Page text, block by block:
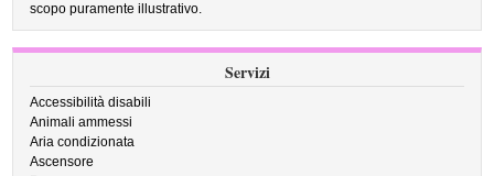
scopo puramente illustrativo.
Servizi
Accessibilità disabili
Animali ammessi
Aria condizionata
Ascensore